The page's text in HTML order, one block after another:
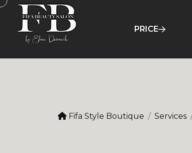
PRICE
Fifa Style Boutique Services